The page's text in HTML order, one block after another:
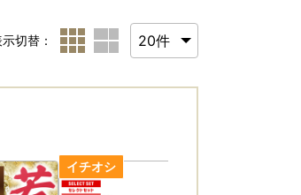
ご寄附より「自治体マイペ
切替：